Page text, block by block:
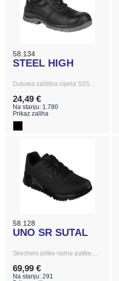
58.134
STEEL HIGH
Duboka zaštitna cipela S3S…
24,49 €
Na stanju: 1.780
Prikaz zaliha
58.128
UNO SR SUTAL
Skechers plitke radne patike…
69,99 €
Na stanju: 291